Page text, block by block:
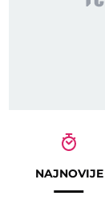
NAJNOVIJE